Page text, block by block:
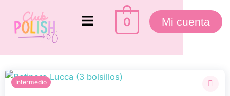
contenido
Menú 0 Mi cuenta
Intermedio